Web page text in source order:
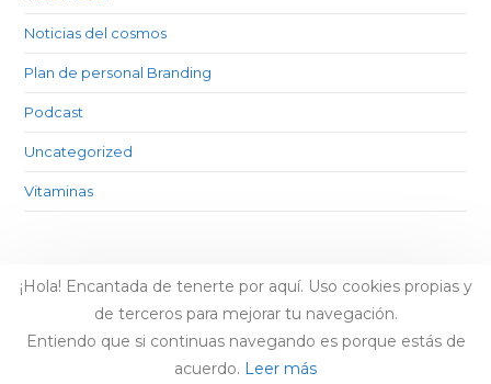
Noticias del cosmos
Plan de personal Branding
Podcast
Uncategorized
Vitaminas
¡Hola! Encantada de tenerte por aquí. Uso cookies propias y
de terceros para mejorar tu navegación.
Entiendo que si continuas navegando es porque estás de
acuerdo. Leer más